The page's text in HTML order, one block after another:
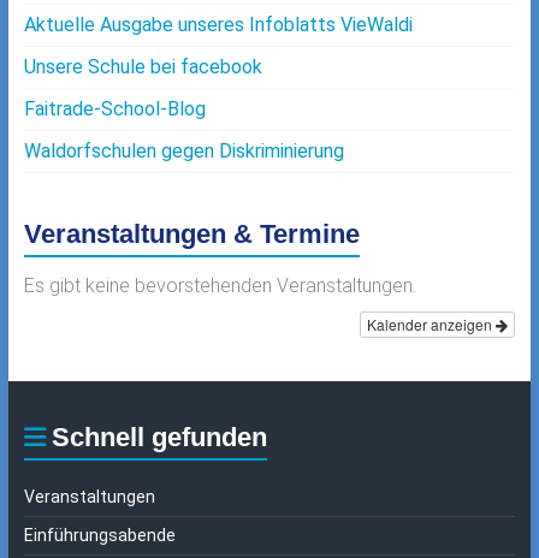
Aktuelle Ausgabe unseres Infoblatts VieWaldi
Unsere Schule bei facebook
Faitrade-School-Blog
Waldorfschulen gegen Diskriminierung
Veranstaltungen & Termine
Es gibt keine bevorstehenden Veranstaltungen.
Kalender anzeigen
Schnell gefunden
Veranstaltungen
Einführungsabende